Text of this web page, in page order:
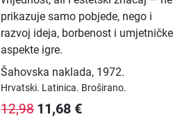
prikazuje samo pobjede, nego i
razvoj ideja, borbenost i umjetničke
aspekte igre.
Šahovska naklada, 1972.
Hrvatski. Latinica. Broširano.
12,98 11,68 €